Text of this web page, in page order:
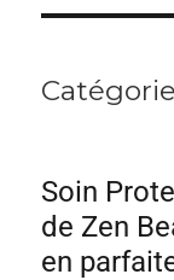
Soin
de Zen
en